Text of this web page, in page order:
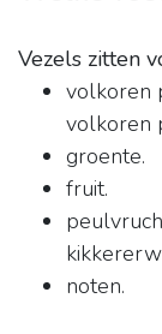
Vezels zitten
volkoren
volkoren
groente.
fruit.
noten.